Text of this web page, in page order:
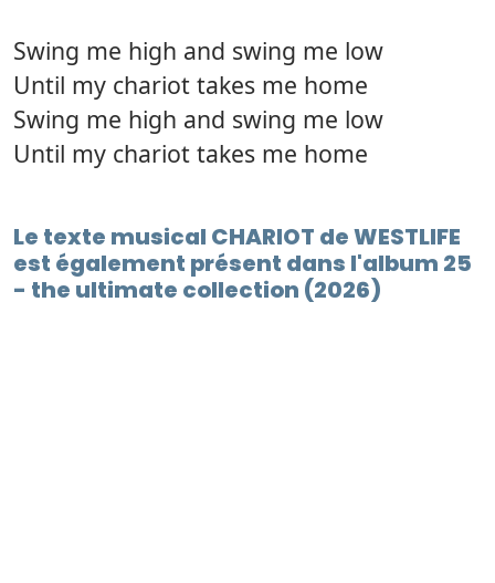
Swing me high and swing me low
Until my chariot takes me home
Swing me high and swing me low
Until my chariot takes me home
Le texte musical CHARIOT de WESTLIFE
est également présent dans l'album 25
- the ultimate collection (2026)